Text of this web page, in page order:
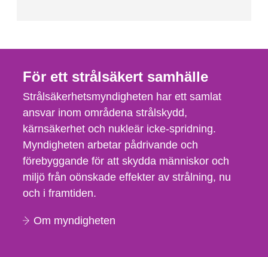
För ett strålsäkert samhälle
Strålsäkerhetsmyndigheten har ett samlat
ansvar inom områdena strålskydd,
kärnsäkerhet och nukleär icke-spridning.
Myndigheten arbetar pådrivande och
förebyggande för att skydda människor och
miljö från oönskade effekter av strålning, nu
och i framtiden.
Om myndigheten